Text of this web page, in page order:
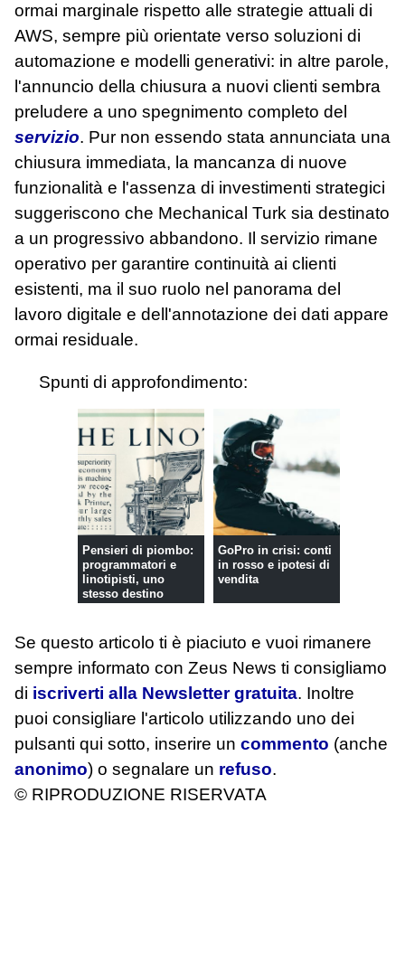
ormai marginale rispetto alle strategie attuali di
AWS, sempre più orientate verso soluzioni di
automazione e modelli generativi: in altre parole,
l'annuncio della chiusura a nuovi clienti sembra
preludere a uno spegnimento completo del
servizio. Pur non essendo stata annunciata una
chiusura immediata, la mancanza di nuove
funzionalità e l'assenza di investimenti strategici
suggeriscono che Mechanical Turk sia destinato
a un progressivo abbandono. Il servizio rimane
operativo per garantire continuità ai clienti
esistenti, ma il suo ruolo nel panorama del
lavoro digitale e dell'annotazione dei dati appare
ormai residuale.
Spunti di approfondimento:
Pensieri di piombo:
programmatori e
linotipisti, uno
stesso destino
GoPro in crisi: conti
in rosso e ipotesi di
vendita
Se questo articolo ti è piaciuto e vuoi rimanere
sempre informato con Zeus News ti consigliamo
di iscriverti alla Newsletter gratuita. Inoltre
puoi consigliare l'articolo utilizzando uno dei
pulsanti qui sotto, inserire un commento (anche
anonimo) o segnalare un refuso.
© RIPRODUZIONE RISERVATA